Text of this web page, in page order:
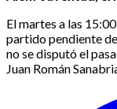
El martes a las
partido pendiente
no se disputó el
Juan Román